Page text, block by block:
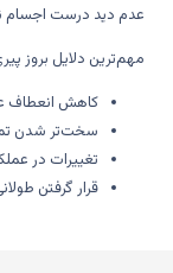
عدم دید درست اجسام
مهم‌ترین دلایل بروز
کاهش انعطاف
سخت‌تر شدن
تغییرات در
قرار گرفتن